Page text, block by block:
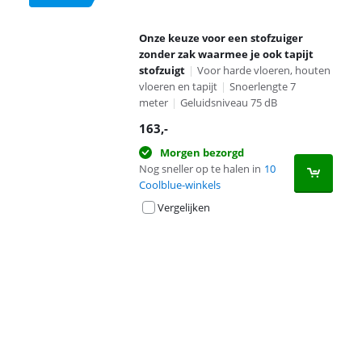
Onze keuze voor een stofzuiger
zonder zak waarmee je ook tapijt
stofzuigt | Voor harde vloeren, houten
vloeren en tapijt | Snoerlengte 7
meter | Geluidsniveau 75 dB
163,-
Morgen bezorgd
Nog sneller op te halen in 10
Coolblue-winkels
Vergelijken